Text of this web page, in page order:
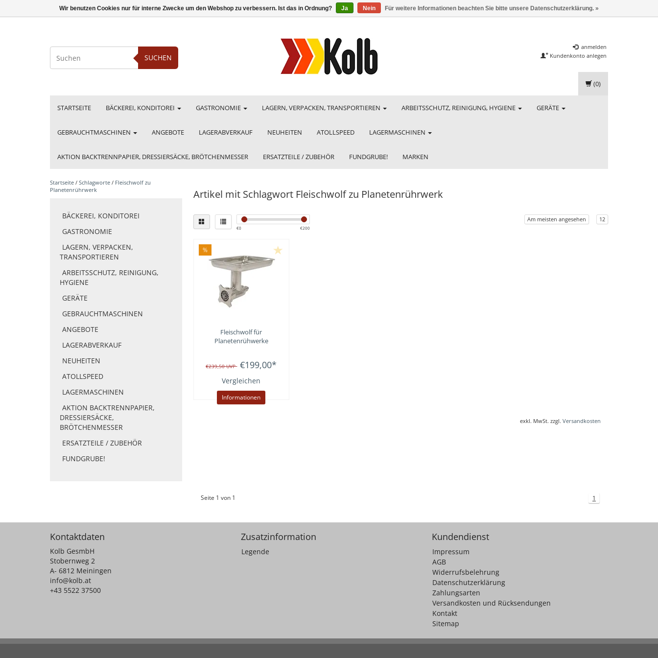
SUCHEN
anmelden
Kundenkonto anlegen
STARTSEITE BÄCKEREI, KONDITOREI GASTRONOMIE LAGERN, VERPACKEN, TRANSPORTIEREN ARBEITSSCHUTZ, REINIGUNG, HYGIENE GERÄTE
GEBRAUCHTMASCHINEN ANGEBOTE LAGERABVERKAUF NEUHEITEN ATOLLSPEED LAGERMASCHINEN
AKTION BACKTRENNPAPIER, DRESSIERSÄCKE, BRÖTCHENMESSER ERSATZTEILE / ZUBEHÖR FUNDGRUBE! MARKEN
(0)
Startseite / Schlagworte / Fleischwolf zu
Planetenrührwerk
BÄCKEREI, KONDITOREI
GASTRONOMIE
LAGERN, VERPACKEN,
TRANSPORTIEREN
ARBEITSSCHUTZ, REINIGUNG,
HYGIENE
GERÄTE
GEBRAUCHTMASCHINEN
ANGEBOTE
LAGERABVERKAUF
NEUHEITEN
ATOLLSPEED
LAGERMASCHINEN
AKTION BACKTRENNPAPIER,
DRESSIERSÄCKE,
BRÖTCHENMESSER
ERSATZTEILE / ZUBEHÖR
FUNDGRUBE!
Artikel mit Schlagwort Fleischwolf zu Planetenrührwerk
€0 €200
Am meisten angesehen 12
%
Fleischwolf für
Planetenrühwerke
€239,50UVP €199,00*
Vergleichen
Informationen
exkl. MwSt. zzgl. Versandkosten
Seite 1 von 1 1
Kontaktdaten
Kolb GesmbH
Stobernweg 2
A- 6812 Meiningen
info@kolb.at
+43 5522 37500
Zusatzinformation
Legende
Kundendienst
Impressum
AGB
Widerrufsbelehrung
Datenschutzerklärung
Zahlungsarten
Versandkosten und Rücksendungen
Kontakt
Sitemap
Wir benutzen Cookies nur für interne Zwecke um den Webshop zu verbessern. Ist das in Ordnung? Ja Nein Für weitere Informationen beachten Sie bitte unsere Datenschutzerklärung. »